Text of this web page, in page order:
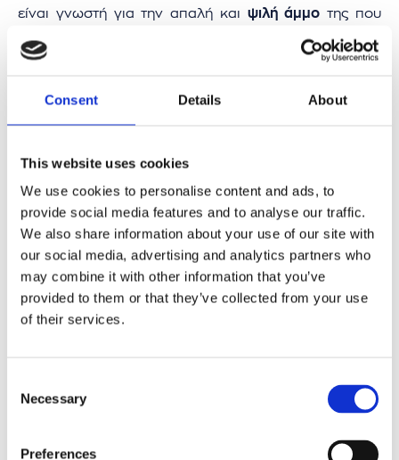
Consent Details About
This website uses cookies
We use cookies to personalise content and ads, to
provide social media features and to analyse our traffic.
We also share information about your use of our site with
our social media, advertising and analytics partners who
may combine it with other information that you’ve
provided to them or that they’ve collected from your use
of their services.
Selection
Necessary
Preferences
είναι γνωστή για την απαλή και ψιλή άμμο της που
λαμπυρίζει κάτω από το φως του ήλιου, και
ταγαλαζοπράσινα νερά δυνατή μουσικήαπό το
προσέξετε να πάτε από νωρίς, γιατί αλλιώς θα
δυσκολευτείτε ακόμα και στο παρκάρισμα. Στα ατού
περίοδο του Αυγούστου.
Κυπρί
Αν είσαι fan τωνwatersports, τοΚυπρίείναι η παραλία
σου. Όσο αρχάριος ή έμπειρος κι αν είσαι, στο Κυπρί
μπορείς να δοκιμάσεις
απολαύσεις την παραλία, η χρυσαφένια άμμος και τα
γαλανά νερά προσφέρουν μια απολαυστική εμπειρία